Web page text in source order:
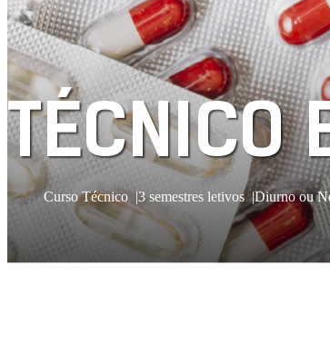
TÉCNICO
Curso Técnico 3 semestres letivos Diurno ou